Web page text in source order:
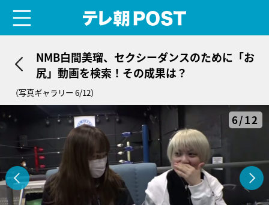
NMB白間美瑠、セクシーダンスのために「お
尻」動画を検索！その成果は？
（写真ギャラリー 6/12）
6/12